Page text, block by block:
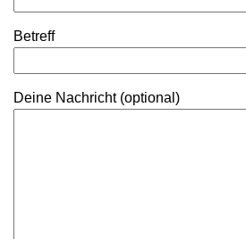
Betreff
Deine Nachricht (optional)